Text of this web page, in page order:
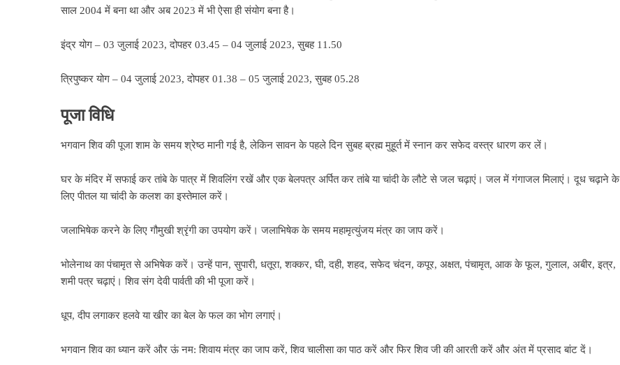
साल 2004 में बना था और अब 2023 में भी ऐसा ही संयोग बना है।
इंद्र योग – 03 जुलाई 2023, दोपहर 03.45 – 04 जुलाई 2023, सुबह 11.50
त्रिपुष्कर योग – 04 जुलाई 2023, दोपहर 01.38 – 05 जुलाई 2023, सुबह 05.28
पूजा विधि
भगवान शिव की पूजा शाम के समय श्रेष्ठ मानी गई है, लेकिन सावन के पहले दिन सुबह ब्रह्म मुहूर्त में स्नान कर सफेद वस्त्र धारण कर लें।
घर के मंदिर में सफाई कर तांबे के पात्र में शिवलिंग रखें और एक बेलपत्र अर्पित कर तांबे या चांदी के लौटे से जल चढ़ाएं। जल में गंगाजल मिलाएं। दूध चढ़ाने के
लिए पीतल या चांदी के कलश का इस्तेमाल करें।
जलाभिषेक करने के लिए गौमुखी श्रृंगी का उपयोग करें। जलाभिषेक के समय महामृत्युंजय मंत्र का जाप करें।
भोलेनाथ का पंचामृत से अभिषेक करें। उन्हें पान, सुपारी, धतूरा, शक्कर, घी, दही, शहद, सफेद चंदन, कपूर, अक्षत, पंचामृत, आक के फूल, गुलाल, अबीर, इत्र,
शमी पत्र चढ़ाएं। शिव संग देवी पार्वती की भी पूजा करें।
धूप, दीप लगाकर हलवे या खीर का बेल के फल का भोग लगाएं।
भगवान शिव का ध्यान करें और ऊं नम: शिवाय मंत्र का जाप करें, शिव चालीसा का पाठ करें और फिर शिव जी की आरती करें और अंत में प्रसाद बांट दें।